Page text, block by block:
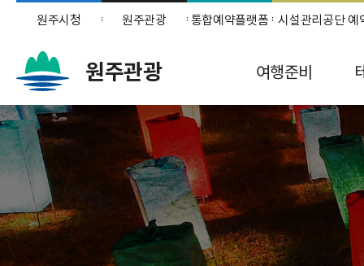
원주시청 원주관광 통합예약플랫폼 시설관리공단 예
원주관광 여행준비